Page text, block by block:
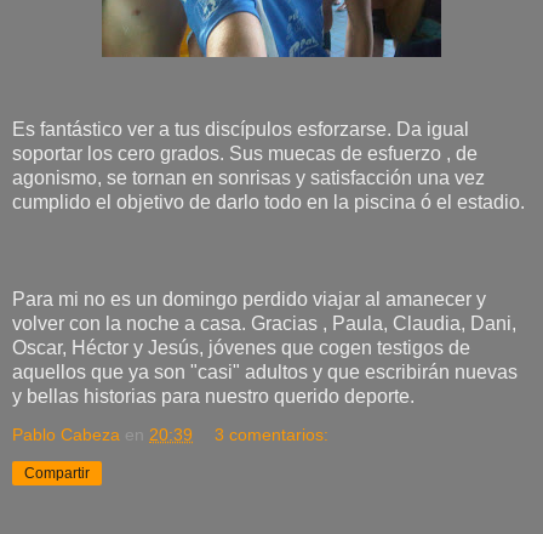
Es fantástico ver a tus discípulos esforzarse. Da igual
soportar los cero grados. Sus muecas de esfuerzo , de
agonismo, se tornan en sonrisas y satisfacción una vez
cumplido el objetivo de darlo todo en la piscina ó el estadio.
Para mi no es un domingo perdido viajar al amanecer y
volver con la noche a casa. Gracias , Paula, Claudia, Dani,
Oscar, Héctor y Jesús, jóvenes que cogen testigos de
aquellos que ya son "casi" adultos y que escribirán nuevas
y bellas historias para nuestro querido deporte.
Pablo Cabeza en 20:39 3 comentarios:
Compartir